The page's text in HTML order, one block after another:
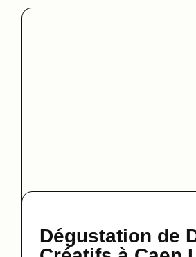
Dégustation de